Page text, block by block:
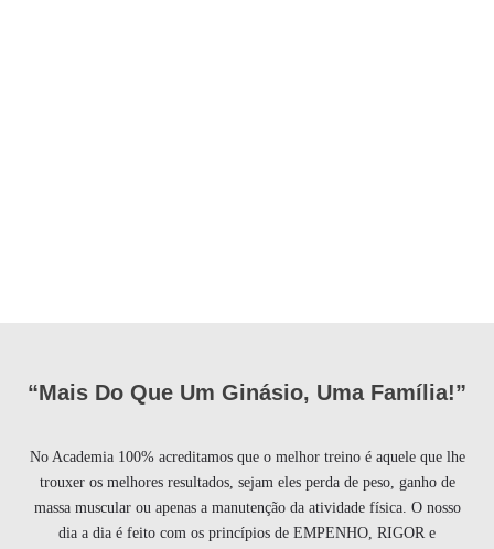
“Mais Do Que Um Ginásio, Uma Família!”
No Academia 100% acreditamos que o melhor treino é aquele que lhe
trouxer os melhores resultados, sejam eles perda de peso, ganho de
massa muscular ou apenas a manutenção da atividade física. O nosso
dia a dia é feito com os princípios de EMPENHO, RIGOR e